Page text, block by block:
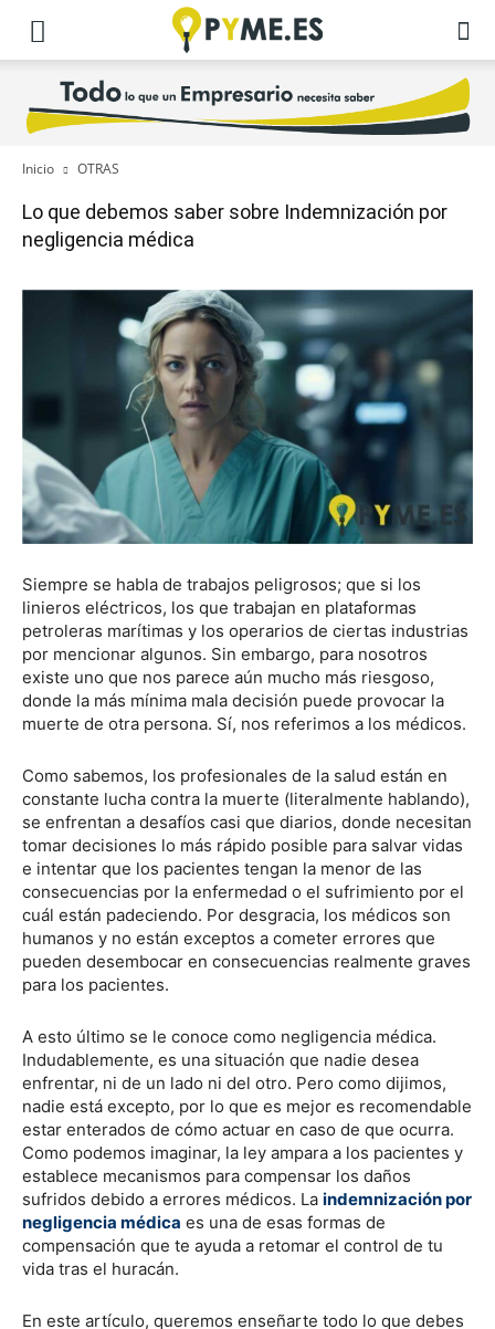
Inicio OTRAS
Lo que debemos saber sobre Indemnización por
negligencia médica
Siempre se habla de trabajos peligrosos; que si los
linieros eléctricos, los que trabajan en plataformas
petroleras marítimas y los operarios de ciertas industrias
por mencionar algunos. Sin embargo, para nosotros
existe uno que nos parece aún mucho más riesgoso,
donde la más mínima mala decisión puede provocar la
muerte de otra persona. Sí, nos referimos a los médicos.
Como sabemos, los profesionales de la salud están en
constante lucha contra la muerte (literalmente hablando),
se enfrentan a desafíos casi que diarios, donde necesitan
tomar decisiones lo más rápido posible para salvar vidas
e intentar que los pacientes tengan la menor de las
consecuencias por la enfermedad o el sufrimiento por el
cuál están padeciendo. Por desgracia, los médicos son
humanos y no están exceptos a cometer errores que
pueden desembocar en consecuencias realmente graves
para los pacientes.
A esto último se le conoce como negligencia médica.
Indudablemente, es una situación que nadie desea
enfrentar, ni de un lado ni del otro. Pero como dijimos,
nadie está excepto, por lo que es mejor es recomendable
estar enterados de cómo actuar en caso de que ocurra.
Como podemos imaginar, la ley ampara a los pacientes y
establece mecanismos para compensar los daños
sufridos debido a errores médicos. La indemnización por
negligencia médica es una de esas formas de
compensación que te ayuda a retomar el control de tu
vida tras el huracán.
En este artículo, queremos enseñarte todo lo que debes